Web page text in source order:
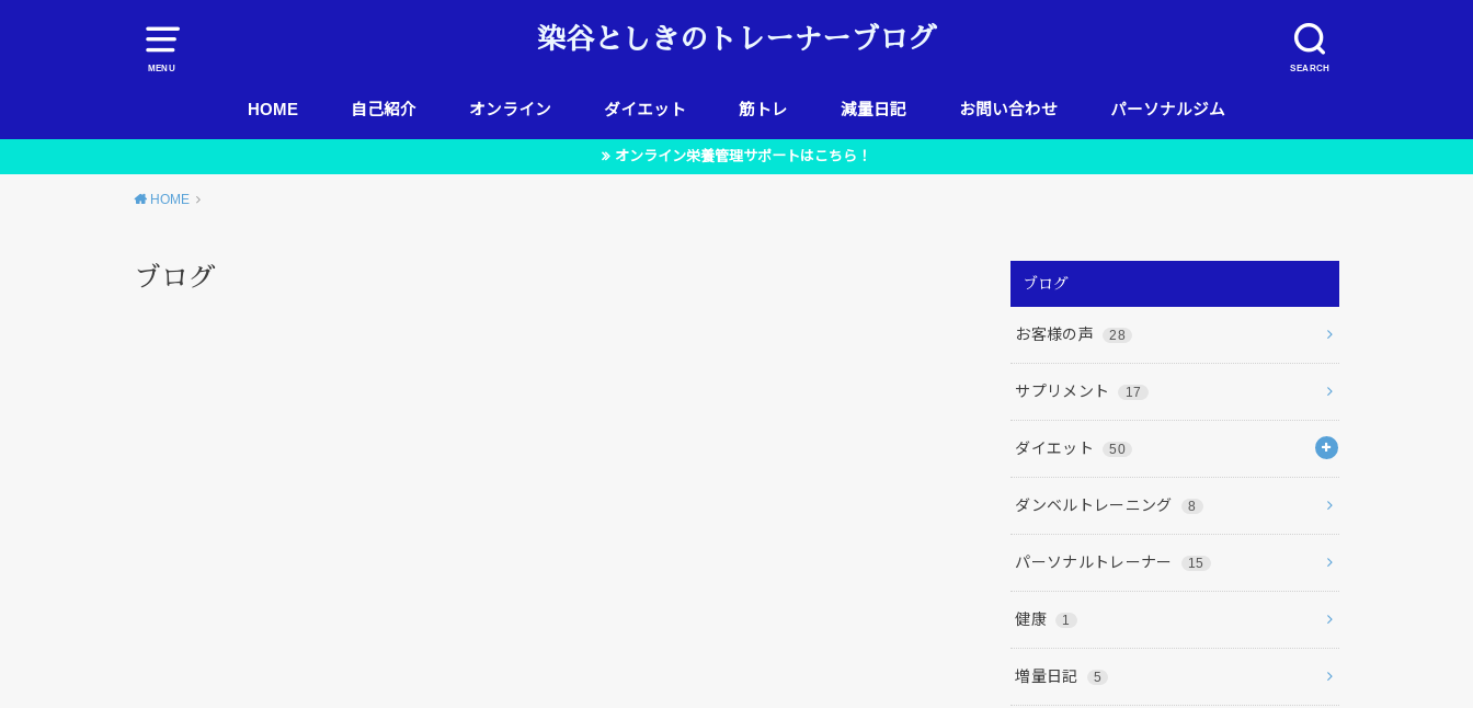
MENU SEARCH
染谷としきのトレーナーブログ
HOME 自己紹介 オンライン ダイエット 筋トレ 減量日記 お問い合わせ パーソナルジム
オンライン栄養管理サポートはこちら！
HOME
ブログ ブログ
お客様の声 28
サプリメント 17
ダイエット 50
ダンベルトレーニング 8
パーソナルトレーナー 15
健康 1
増量日記 5